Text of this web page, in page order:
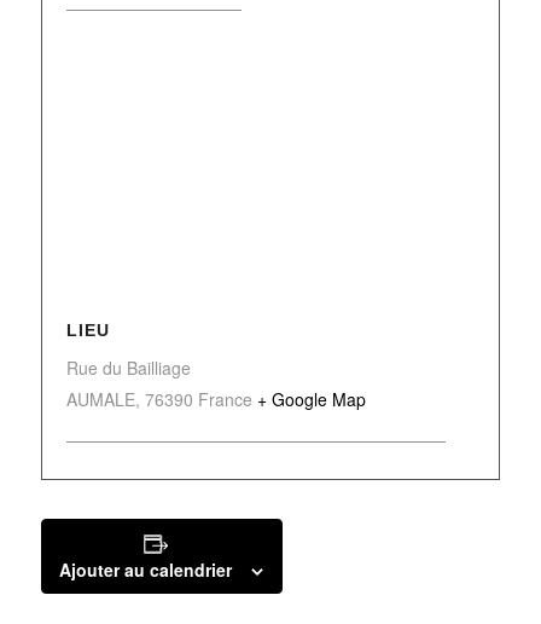
LIEU
Rue du Bailliage
AUMALE, 76390 France + Google Map
Ajouter au calendrier